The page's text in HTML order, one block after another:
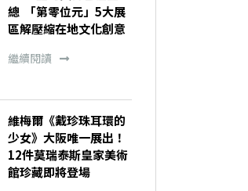
總 「第零位元」5大展
區解壓縮在地文化創意
繼續閱讀
維梅爾《戴珍珠耳環的
少女》大阪唯一展出！
12件莫瑞泰斯皇家美術
館珍藏即將登場